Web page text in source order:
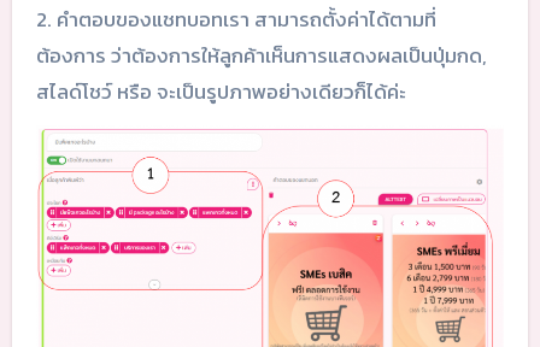
2. คำตอบของแชทบอทเรา สามารถตั้งค่าได้ตามที่
ต้องการ ว่าต้องการให้ลูกค้าเห็นการแสดงผลเป็นปุ่มกด,
สไลด์โชว์ หรือ จะเป็นรูปภาพอย่างเดียวก็ได้ค่ะ